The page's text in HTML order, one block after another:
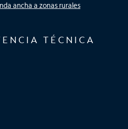
ancha a zonas rurales
TÉCNICA